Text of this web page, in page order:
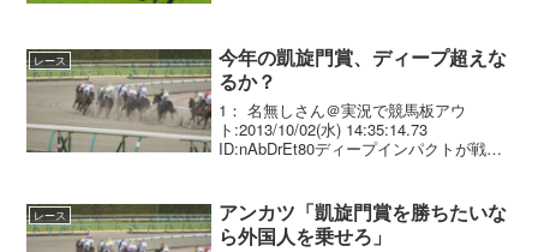
レース
今年の凱旋門賞、ディープ超えな
るか？
1： 名無しさん＠実況で競馬板アウ
ト:2013/10/02(水) 14:35:14.73
ID:nAbDrEt80ディープインパクトが戦っ
戦する今年、日本の悲...
レース
アンカツ「凱旋門賞を勝ちたいな
ら外国人を乗せろ」